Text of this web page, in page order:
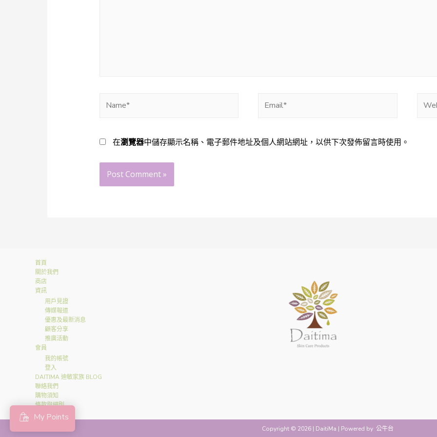
在瀏覽器中儲存顯示名稱、電子郵件地址及個人網站網址，以供下次發佈留言時使用。
首頁
關於我們
商店
資訊
用戶見證
傳媒報道
優惠及最新消息
顧客分享
推廣活動
會員
我的帳號
登入
DAITIMA 迪敏家族 BLOG
聯絡我們
購物須知
條款與細則
Copyright © 2026 | DaitiMa | Powered by 公牛台
My Points